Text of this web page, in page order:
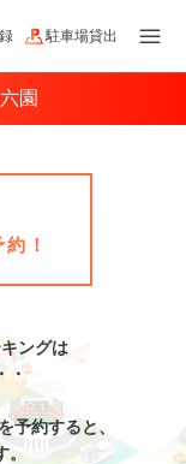
駐車場貸出
園
！
ングは
・
予約すると、